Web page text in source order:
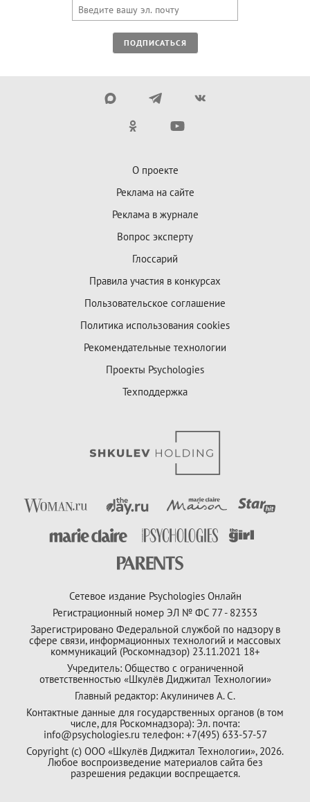
ПОДПИСАТЬСЯ
О проекте
Реклама на сайте
Реклама в журнале
Вопрос эксперту
Глоссарий
Правила участия в конкурсах
Пользовательское соглашение
Политика использования cookies
Рекомендательные технологии
Проекты Psychologies
Техподдержка
Сетевое издание Psychologies Онлайн
Регистрационный номер ЭЛ № ФС 77 - 82353
Зарегистрировано Федеральной службой по надзору в
сфере связи, информационных технологий и массовых
коммуникаций (Роскомнадзор) 23.11.2021 18+
Учредитель: Общество с ограниченной
ответственностью «Шкулёв Диджитал Технологии»
Главный редактор: Акулиничев А. С.
Контактные данные для государственных органов (в том
числе, для Роскомнадзора): Эл. почта:
info@psychologies.ru телефон: +7(495) 633-57-57
Copyright (с) ООО «Шкулёв Диджитал Технологии», 2026.
Любое воспроизведение материалов сайта без
разрешения редакции воспрещается.